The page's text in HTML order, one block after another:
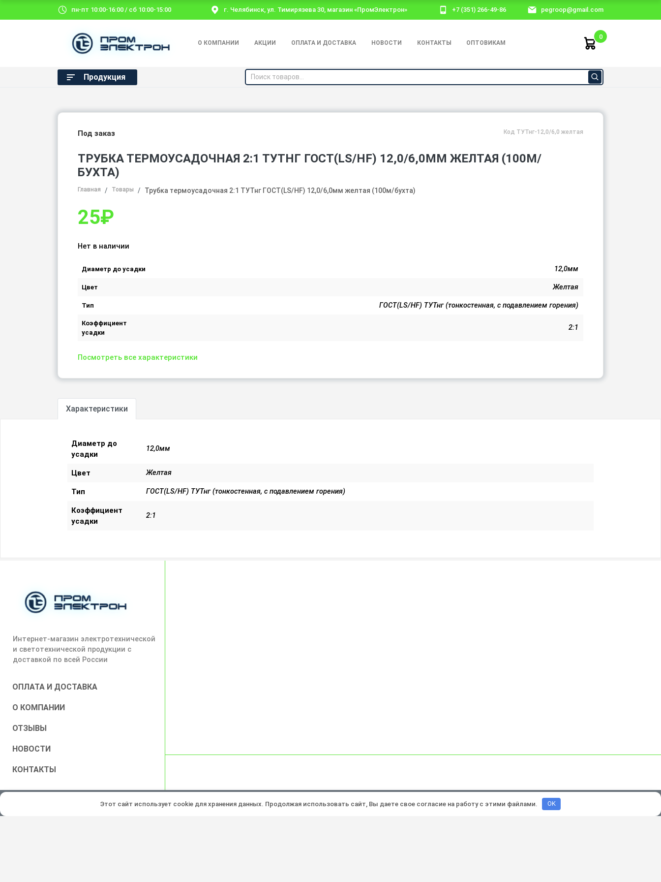
пн-пт 10:00-16:00 / сб 10:00-15:00 г. Челябинск, ул. Тимирязева 30, магазин «ПромЭлектрон» +7 (351) 266-49-86 pegroop@gmail.com
О КОМПАНИИ АКЦИИ ОПЛАТА И ДОСТАВКА НОВОСТИ КОНТАКТЫ ОПТОВИКАМ
0
Продукция
Под заказ Код ТУТнг-12,0/6,0 желтая
ТРУБКА ТЕРМОУСАДОЧНАЯ 2:1 ТУТНГ ГОСТ(LS/HF) 12,0/6,0ММ ЖЕЛТАЯ (100М/
БУХТА)
Главная Товары Трубка термоусадочная 2:1 ТУТнг ГОСТ(LS/HF) 12,0/6,0мм желтая (100м/бухта)
25₽
Нет в наличии
Диаметр до усадки 12,0мм
Цвет Желтая
Тип ГОСТ(LS/HF) ТУТнг (тонкостенная, с подавлением горения)
Коэффициент
усадки
2:1
Посмотреть все характеристики
Характеристики
Диаметр до
усадки
12,0мм
Цвет Желтая
Тип ГОСТ(LS/HF) ТУТнг (тонкостенная, с подавлением горения)
Коэффициент
усадки
2:1
Интернет-магазин электротехнической
и светотехнической продукции с
доставкой по всей России
ОПЛАТА И ДОСТАВКА
О КОМПАНИИ
ОТЗЫВЫ
НОВОСТИ
КОНТАКТЫ
Все права защищены © 2026 Политика конфиденциальности Разработка и продвижение:Lukevium
Этот сайт использует cookie для хранения данных. Продолжая использовать сайт, Вы даете свое согласие на работу с этими файлами. OK